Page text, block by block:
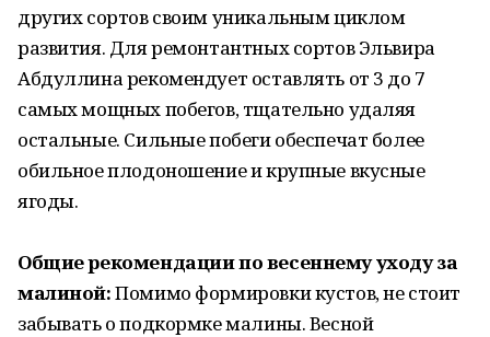
других сортов своим уникальным циклом
развития. Для ремонтантных сортов Эльвира
Абдуллина рекомендует оставлять от 3 до 7
самых мощных побегов, тщательно удаляя
остальные. Сильные побеги обеспечат более
обильное плодоношение и крупные вкусные
ягоды.
Общие рекомендации по весеннему уходу за
малиной:Помимо формировки кустов, не стоит
забывать о подкормке малины. Весной